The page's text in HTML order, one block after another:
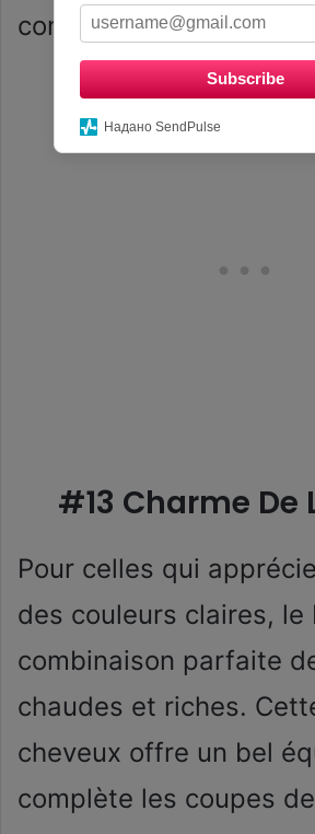
connaît pas d’âge.
#13 Charme De
Pour celles qui
des couleurs claires, le
combinaison parfaite
chaudes et riches.
cheveux offre un bel
complète les coupes
Subscribe
Надано SendPulse